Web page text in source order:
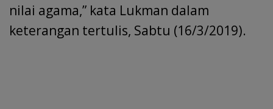
nilai agama,” kata Lukman dalam
keterangan tertulis, Sabtu (16/3/2019).